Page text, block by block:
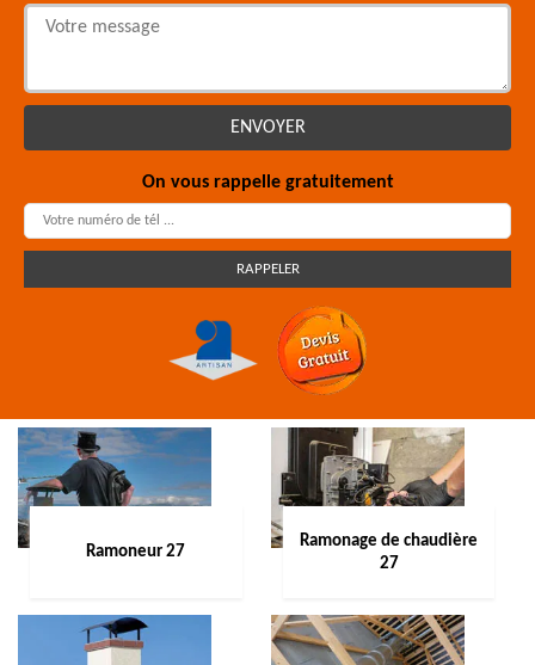
On vous rappelle gratuitement
Ramoneur 27
Ramonage de chaudière
27